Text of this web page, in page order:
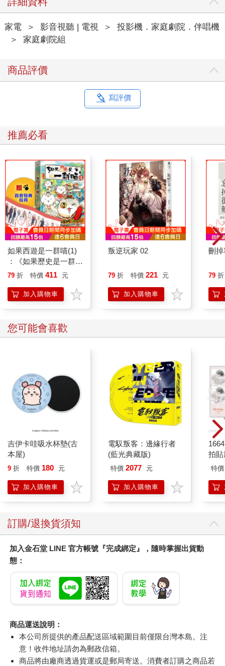
家電 ＞ 影音視聽 | 電視 ＞
投影機．家庭劇院．伴唱機
＞
家庭劇院組
商品評價
寫評價
推薦必看
如果西遊是一群喵(1)
：《如果歷史是一群
喵》作者最新力作，附
79 折 特價 411 元
加入購物車
叛逆玩家 02
79 折 特價 221 元
加入購物車
刪
79 折
您可能會喜歡
吉伊卡哇吸水杯墊(古
本屋)
9 折 特價 180 元
加入購物車
電馭叛客：邊緣行者
(藍光典藏版)
特價 2077 元
加入購物車
拍
特價
訂購/退換貨須知
加入金石堂 LINE 官方帳號『完成綁定』，隨時掌握出貨動
態：
商品運送說明：
本公司所提供的產品配送區域範圍目前僅限台灣本島。注
意！收件地址請勿為郵政信箱。
商品將由廠商透過貨運或是郵局寄送。消費者訂購之商品若